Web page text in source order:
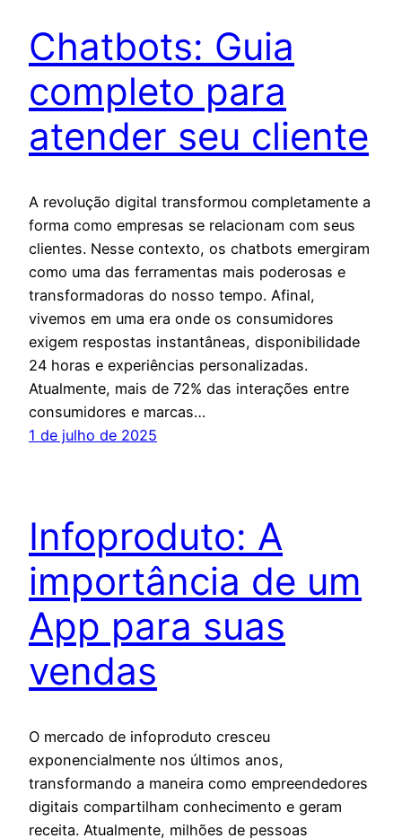
Chatbots: Guia
completo para
atender seu cliente
A revolução digital transformou completamente a
forma como empresas se relacionam com seus
clientes. Nesse contexto, os chatbots emergiram
como uma das ferramentas mais poderosas e
transformadoras do nosso tempo. Afinal,
vivemos em uma era onde os consumidores
exigem respostas instantâneas, disponibilidade
24 horas e experiências personalizadas.
Atualmente, mais de 72% das interações entre
consumidores e marcas…
1 de julho de 2025
Infoproduto: A
importância de um
App para suas
vendas
O mercado de infoproduto cresceu
exponencialmente nos últimos anos,
transformando a maneira como empreendedores
digitais compartilham conhecimento e geram
receita. Atualmente, milhões de pessoas